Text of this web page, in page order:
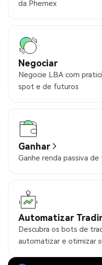
da Phemex
Negociar
Negocie LBA com
spot e de futuros
Ganhar
Ganhe renda passiva
Automatizar
Descubra os bots de
automatizar e otimizar